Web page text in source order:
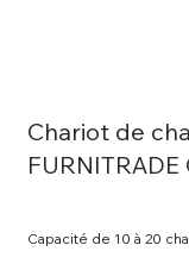
Chariot de
FURNITRADE
Capacité de 10 à 20